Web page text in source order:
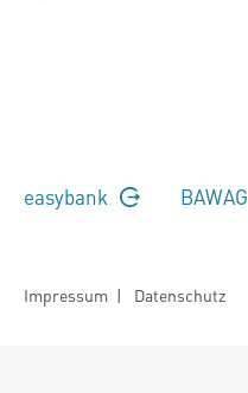
easybank BAWAG
Impressum | Datenschutz